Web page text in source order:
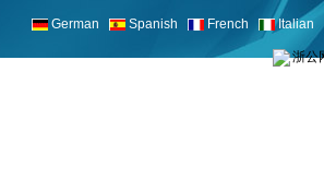
German Spanish French Italian
浙公